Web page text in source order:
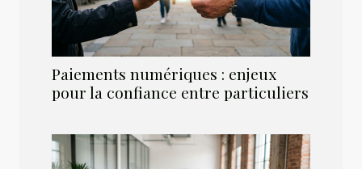
Paiements numériques : enjeux
pour la confiance entre particuliers